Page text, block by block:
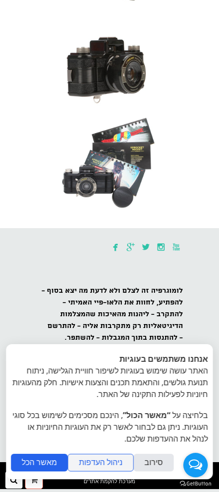
    
לומוגרפיה זה לצלם ולא לדעת מה יצא בסוף -
להפתיע, לחוות את הלאו-פיי האמיתי -
להתקרב - ליהנות מהאיכות שהמצלמות
הדיגיטאליות רק מתקרבות אליה - להתרשם
- להתנסות בתוך המגבלות - להשתפר.
כל הזכויות שמורות לאינטרפוטו, לומוגרפיה
ישראל, ט.ל.ח.
הצטרפו למועדון הלומוגרפים בישראל - הרשמה
אתר היבואן הרשמי של לומוגרפיה אינטרפוטו
פיתוח תמונות פיתוח סרטי צילום
folyou
מערכת להקמת אתרים ההזמנה
אנחנו משתמשים בעוגיות
האתר עושה שימוש בעוגיות לשיפור חוויית הגלישה, ניתוח
תנועת גולשים, והתאמת תכנים והצעות אישיות. חלק מהעוגיות
חיוניות לפעילות התקינה של האתר.
בלחיצה על“מאשר הכול”, הינכם מסכימים לשימוש בכל סוגי
העוגיות. ניתן גם לבחור לאשר רק את העוגיות החיוניות או
לנהל את ההעדפות שלכם.
סירוב ניהול העדפות מאשר הכל